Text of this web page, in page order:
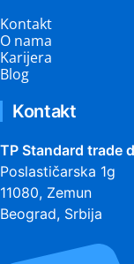
Kontakt
O nama
Karijera
Blog
Kontakt
TP Standard trade
Poslastičarska 1g
11080, Zemun
Beograd, Srbija